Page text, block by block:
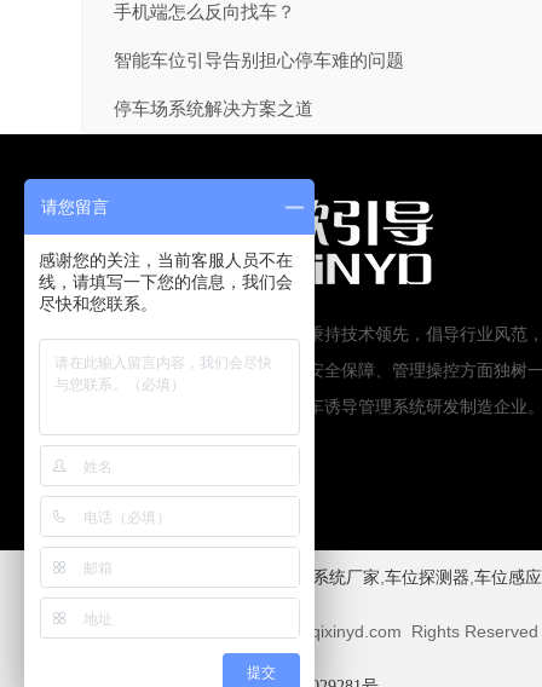
手机端怎么反向找车？
智能车位引导告别担心停车难的问题
停车场系统解决方案之道
承前启后，创欣未来！启欣将秉持技术领先，倡导行业风范
求更高品质，在智能化服务、安全保障、管理操控方面独树
帜，努力做中国最好的智慧停车诱导管理系统研发制造企业
停车场车位引导系统 车位引导系统厂家 车位探测器 车位感
Copyright © 2009-2016 www.qixinyd.com Rights Reserved
请您留言
感谢您的关注，当前客服人员不在
线，请填写一下您的信息，我们会
尽快和您联系。
提交